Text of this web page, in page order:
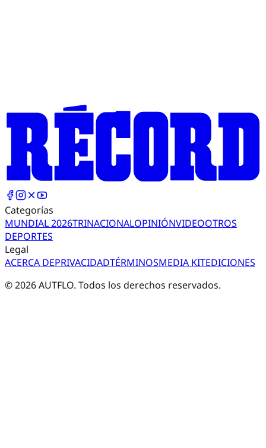
Categorías
MUNDIAL 2026TRINACIONALOPINIÓNVIDEOOTROS
DEPORTES
Legal
ACERCA DEPRIVACIDADTÉRMINOSMEDIA KITEDICIONES
©2026AUTFLO. Todos los derechos reservados.